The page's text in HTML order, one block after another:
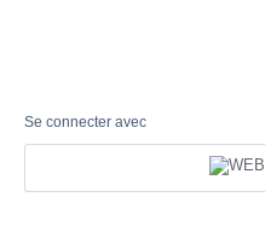
Se connecter avec